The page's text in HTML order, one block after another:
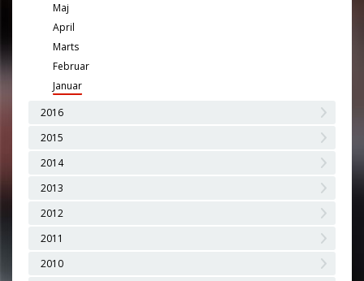
Maj
April
Marts
Februar
Januar
2016
2015
2014
2013
2012
2011
2010